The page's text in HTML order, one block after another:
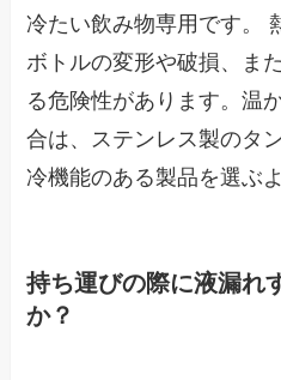
冷たい飲み物専用です。
ボトルの変形や破損、ま
る危険性があります。温
合は、ステンレス製のタ
冷機能のある製品を選ぶ
持ち運びの際に液漏れ
か？